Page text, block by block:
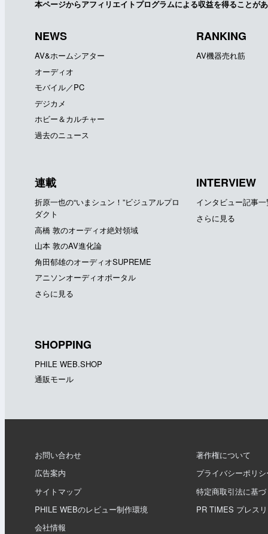
本ページからアフィリエイトプログラムによる収益を得ることが
NEWS
AV&ホームシアター
オーディオ
モバイル／PC
デジカメ
ホビー＆カルチャー
過去のニュース
RANKING
AV機器売れ筋
連載
折原一也の“いまシュン！”ビジュアルプロ
ダクト
高橋 敦のオーディオ絶対領域
山本 敦のAV進化論
角田郁雄のオーディオSUPREME
アニソンオーディオポータル
さらに見る
INTERVIEW
インタビュー記事
さらに見る
SHOPPING
PHILE WEB.SHOP
通販モール
お問い合わせ
広告案内
サイトマップ
PHILE WEBのレビュー制作環境
会社情報
著作権について
プライバシーポリ
特定商取引法に基
PR TIMES プレス